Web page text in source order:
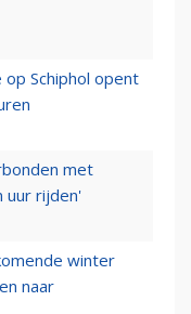
Schiphol opent
met
uur rijden'
winter
naar